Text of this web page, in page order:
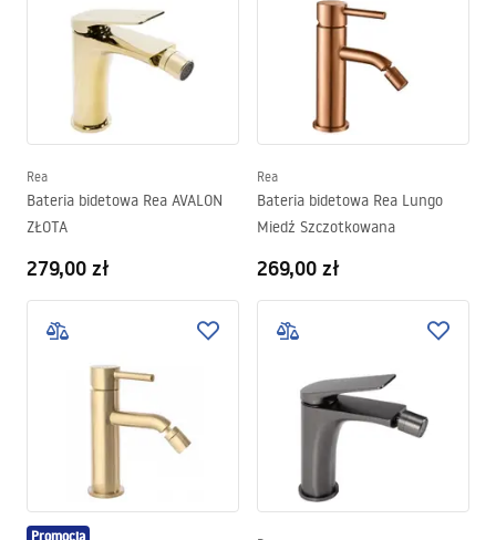
Rea
Bateria bidetowa Rea AVALON
ZŁOTA
279,00 zł
Rea
Bateria bidetowa Rea Lungo
Miedź Szczotkowana
269,00 zł
Promocja